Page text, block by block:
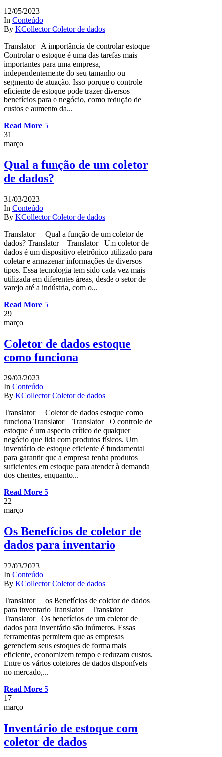
12/05/2023
In Conteúdo
By KCollector Coletor de dados
Translator A importância de controlar estoque
Controlar o estoque é uma das tarefas mais
importantes para uma empresa,
independentemente do seu tamanho ou
segmento de atuação. Isso porque o controle
eficiente de estoque pode trazer diversos
benefícios para o negócio, como redução de
custos e aumento da...
Read More
31
março
Qual a função de um coletor
de dados?
31/03/2023
In Conteúdo
By KCollector Coletor de dados
Translator Qual a função de um coletor de
dados? Translator Translator Um coletor de
dados é um dispositivo eletrônico utilizado para
coletar e armazenar informações de diversos
tipos. Essa tecnologia tem sido cada vez mais
utilizada em diferentes áreas, desde o setor de
varejo até a indústria, com o...
Read More
29
março
Coletor de dados estoque
como funciona
29/03/2023
In Conteúdo
By KCollector Coletor de dados
Translator Coletor de dados estoque como
funciona Translator Translator O controle de
estoque é um aspecto crítico de qualquer
negócio que lida com produtos físicos. Um
inventário de estoque eficiente é fundamental
para garantir que a empresa tenha produtos
suficientes em estoque para atender à demanda
dos clientes, enquanto...
Read More
22
março
Os Benefícios de coletor de
dados para inventario
22/03/2023
In Conteúdo
By KCollector Coletor de dados
Translator os Benefícios de coletor de dados
para inventario Translator Translator
Translator Os benefícios de um coletor de
dados para inventário são inúmeros. Essas
ferramentas permitem que as empresas
gerenciem seus estoques de forma mais
eficiente, economizem tempo e reduzam custos.
Entre os vários coletores de dados disponíveis
no mercado,...
Read More
17
março
Inventário de estoque com
coletor de dados